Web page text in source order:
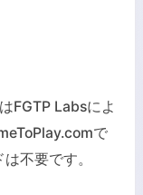
FGTP Labsによ
で
不要です。